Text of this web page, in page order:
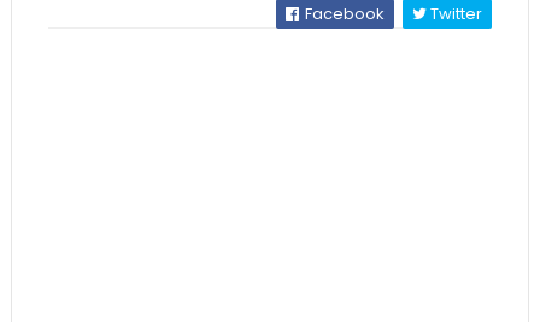
Facebook
Twitter